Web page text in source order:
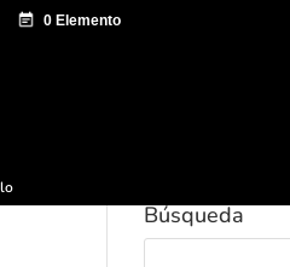
Búsqueda